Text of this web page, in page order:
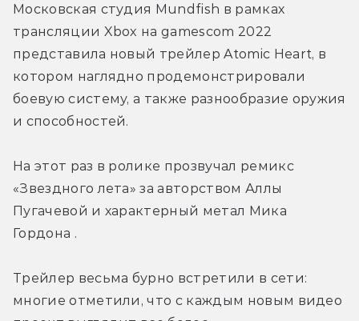
Московская студия Mundfish в рамках
трансляции Xbox на gamescom 2022
представила новый трейлер Atomic Heart, в
котором наглядно продемонстрировали
боевую систему, а также разнообразие оружия
и способностей.
На этот раз в ролике прозвучал ремикс
«Звездного лета» за авторством Аллы
Пугачевой и характерный метал Мика
Гордона .
Трейлер весьма бурно встретили в сети:
многие отметили, что с каждым новым видео